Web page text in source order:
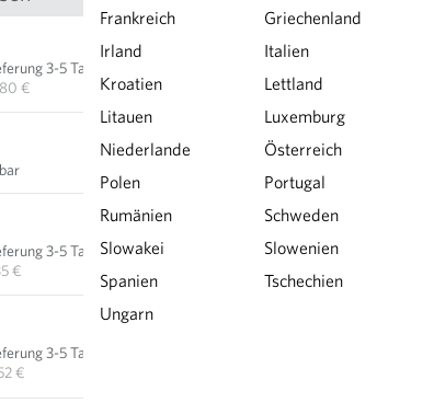
Frankreich
Griechenland
Irland
Italien
Kroatien
Lettland
Litauen
Luxemburg
Niederlande
Österreich
Polen
Portugal
Rumänien
Schweden
Slowakei
Slowenien
Spanien
Tschechien
Ungarn
3-5 Tage
€
IN DEN WARENKORB
3-5 Tage
€
18,05 €
IN DEN WARENKORB
3-5 Tage
€